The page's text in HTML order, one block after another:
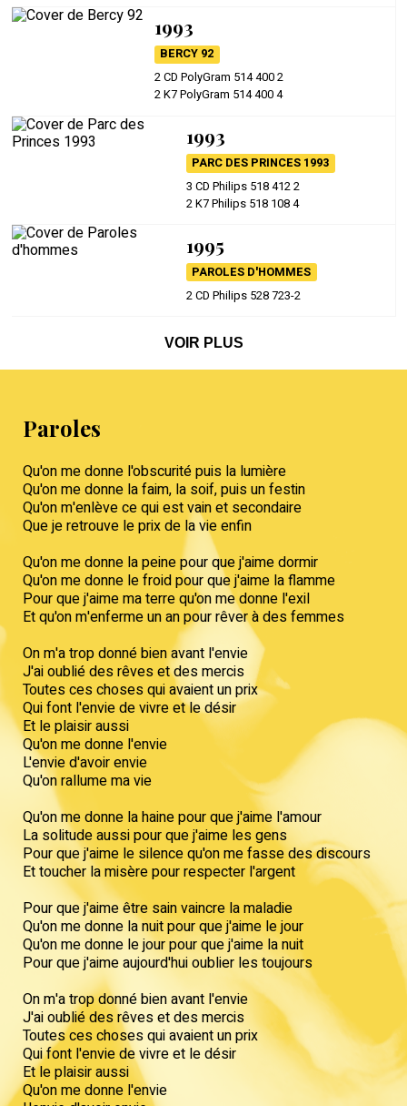
1993
BERCY 92
2 CD PolyGram 514 400 2
2 K7 PolyGram 514 400 4
1993
PARC DES PRINCES 1993
3 CD Philips 518 412 2
2 K7 Philips 518 108 4
1995
PAROLES D'HOMMES
2 CD Philips 528 723-2
VOIR PLUS
Paroles
Qu'on me donne l'obscurité puis la lumière
Qu'on me donne la faim, la soif, puis un festin
Qu'on m'enlève ce qui est vain et secondaire
Que je retrouve le prix de la vie enfin
Qu'on me donne la peine pour que j'aime dormir
Qu'on me donne le froid pour que j'aime la flamme
Pour que j'aime ma terre qu'on me donne l'exil
Et qu'on m'enferme un an pour rêver à des femmes
On m'a trop donné bien avant l'envie
J'ai oublié des rêves et des mercis
Toutes ces choses qui avaient un prix
Qui font l'envie de vivre et le désir
Et le plaisir aussi
Qu'on me donne l'envie
L'envie d'avoir envie
Qu'on rallume ma vie
Qu'on me donne la haine pour que j'aime l'amour
La solitude aussi pour que j'aime les gens
Pour que j'aime le silence qu'on me fasse des discours
Et toucher la misère pour respecter l'argent
Pour que j'aime être sain vaincre la maladie
Qu'on me donne la nuit pour que j'aime le jour
Qu'on me donne le jour pour que j'aime la nuit
Pour que j'aime aujourd'hui oublier les toujours
On m'a trop donné bien avant l'envie
J'ai oublié des rêves et des mercis
Toutes ces choses qui avaient un prix
Qui font l'envie de vivre et le désir
Et le plaisir aussi
Qu'on me donne l'envie